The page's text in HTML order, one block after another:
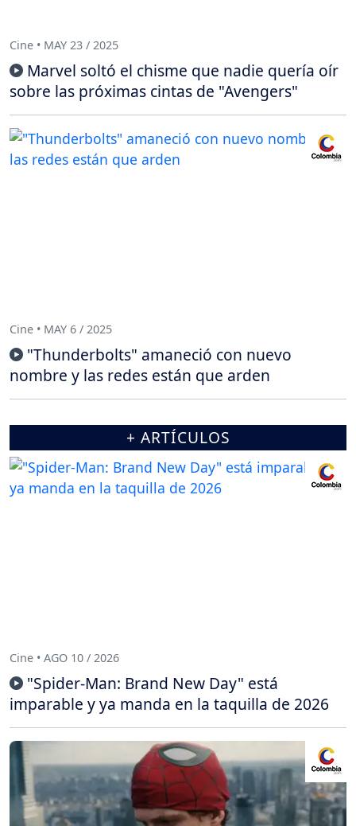
Cine • MAY 23 / 2025
Marvel soltó el chisme que nadie quería oír
sobre las próximas cintas de "Avengers"
Cine • MAY 6 / 2025
"Thunderbolts" amaneció con nuevo
nombre y las redes están que arden
+ ARTÍCULOS
Cine • AGO 10 / 2026
"Spider-Man: Brand New Day" está
imparable y ya manda en la taquilla de 2026